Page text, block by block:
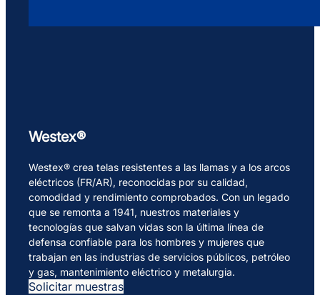
Westex®
Westex® crea telas resistentes a las llamas y a los arcos
eléctricos (FR/AR), reconocidas por su calidad,
comodidad y rendimiento comprobados. Con un legado
que se remonta a 1941, nuestros materiales y
tecnologías que salvan vidas son la última línea de
defensa confiable para los hombres y mujeres que
trabajan en las industrias de servicios públicos, petróleo
y gas, mantenimiento eléctrico y metalurgia.
Solicitar muestras